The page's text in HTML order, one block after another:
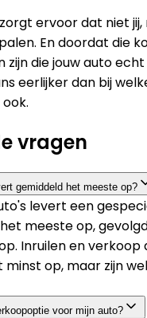
ervoor dat niet jij,
En doordat die
zijn die jouw auto echt
eerlijker dan bij
vragen
gemiddeld het meeste op?
levert een
meeste op,
Inruilen en verkoop
op, maar zijn
voor mijn auto?